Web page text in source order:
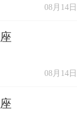
08月14日
08月14日